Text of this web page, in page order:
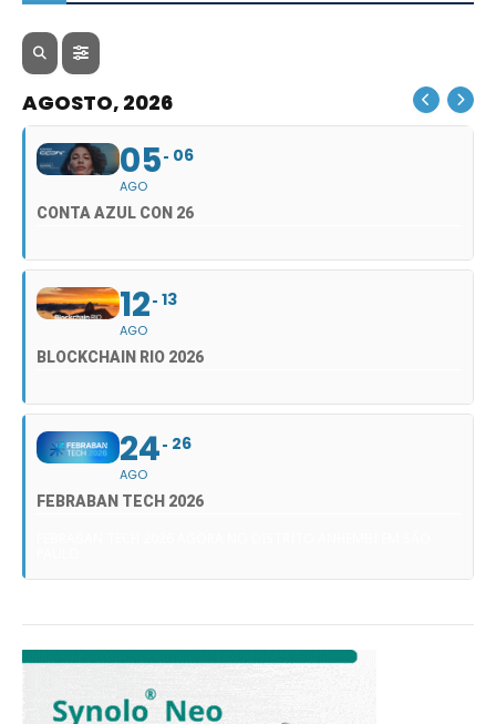
AGOSTO, 2026
05
AGO
06
CONTA AZUL CON 26
12
AGO
13
BLOCKCHAIN RIO 2026
24
AGO
26
FEBRABAN TECH 2026